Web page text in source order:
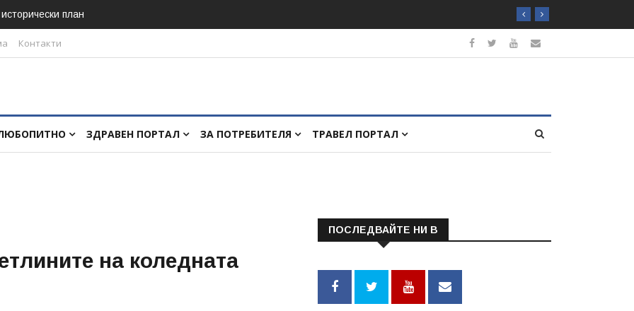
план
Контакти
ЗДРАВЕН ПОРТАЛ ЗА ПОТРЕБИТЕЛЯ ТРАВЕЛ ПОРТАЛ
на коледната
ПОСЛЕДВАЙТЕ НИ В